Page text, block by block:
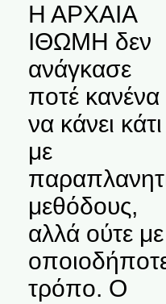
Η ΑΡΧΑΙΑ
ΙΘΩΜΗ δεν
ανάγκασε
ποτέ κανένα
να κάνει κάτι
με
μεθόδους,
αλλά ούτε με
τρόπο. Ο